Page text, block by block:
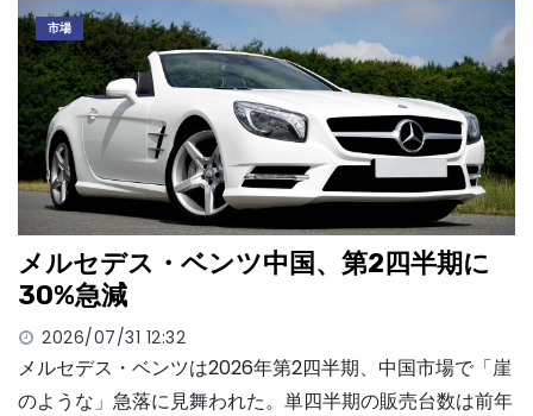
市場
メルセデス・ベンツ中国、第2四半期に
30%急減
2026/07/31 12:32
メルセデス・ベンツは2026年第2四半期、中国市場で「崖
のような」急落に見舞われた。単四半期の販売台数は前年